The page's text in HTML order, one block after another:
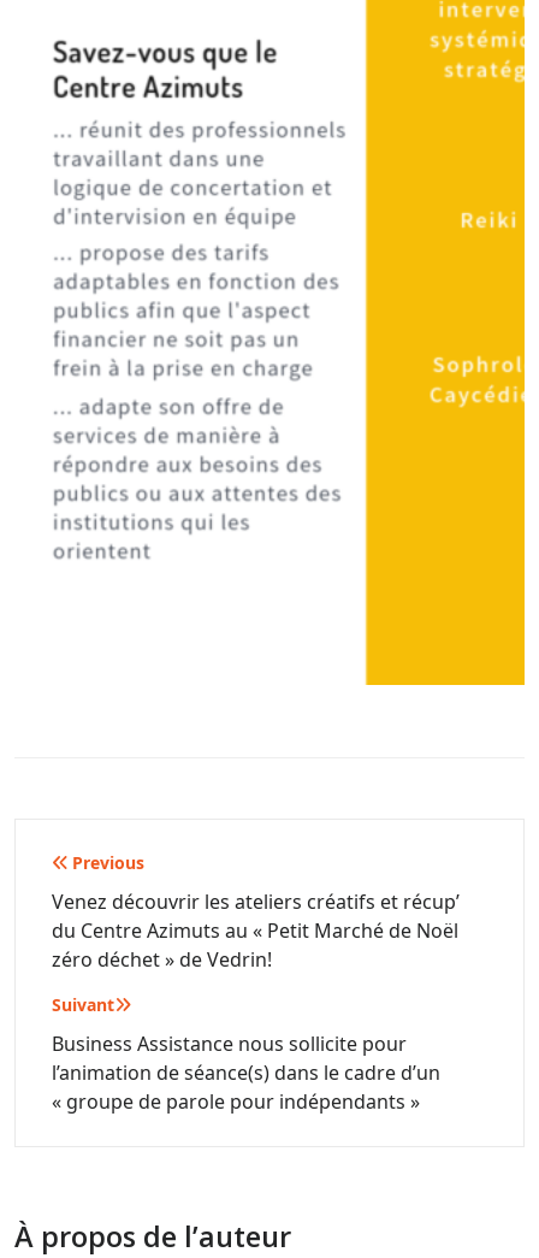
Navigation
de
l’article
Previous
Venez découvrir les ateliers créatifs et récup’
du Centre Azimuts au « Petit Marché de Noël
zéro déchet » de Vedrin!
Suivant
Business Assistance nous sollicite pour
l’animation de séance(s) dans le cadre d’un
« groupe de parole pour indépendants »
À propos de l’auteur